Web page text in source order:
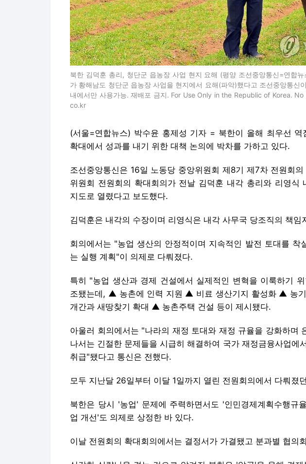
북한 김덕훈 총리, 청단군 읍농장 사업 현지 요해 (평양 조선중앙통신=연합
가 황해남도 청단군 읍농장 사업을 현지에서 요해(파악)했다고 조선중앙통신
내에서만 사용가능. 재배포 금지. For Use Only in the Republic of Korea.
co.kr
(서울=연합뉴스) 박수윤 홍제성 기자 = 북한이 올해 최우선 역
확대에서 성과를 내기 위한 대책 논의에 박차를 가하고 있다.
조선중앙통신은 16일 노동당 중앙위원회 제8기 제7차 전원회
위원회 전원회의 확대회의가 전날 김덕훈 내각 총리와 리영식
지도로 열렸다고 보도했다.
김덕훈은 내각의 수장이며 리영식은 내각 사무국 당조직의 책임
회의에서는 "농업 생산의 안정적이며 지속적인 발전 토대를 착
는 실행 계획"이 의제로 다뤄졌다.
특히 "농업 생산과 경제 건설에서 실제적인 변혁을 이룩하기
조됐는데, ▲ 농촌에 인력 지원 ▲ 비료 생산기지 활성화 ▲ 농
개간과 새땅찾기 확대 ▲ 농촌주택 건설 등이 제시됐다.
아울러 회의에서는 "나라의 재정 토대와 재정 규율을 강화하며
나서는 긴절한 문제들을 시급히 해결하여 국가 재정금융사업에
취급"됐다고 통신은 전했다.
모두 지난달 26일부터 이달 1일까지 열린 전원회의에서 다뤄졌
북한은 당시 '농업' 문제에 주력하면서도 '인민경제계획수행규
업 개선'도 의제로 상정한 바 있다.
이날 전원회의 확대회의에서는 결정서가 가결됐고 분과별 협의